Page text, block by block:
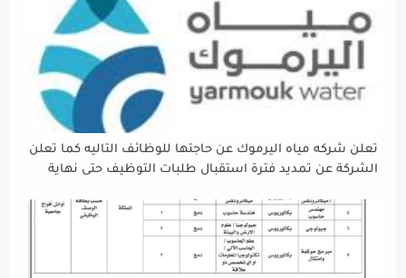
تعلن شركه مياه اليرموك عن حاجتها للوظائف التاليه كما تعلن
الشركة عن تمديد فترة استقبال طلبات التوظيف حتى نهاية
إتاحة الفرصة الكافية أمام الجميع لاستكمال إجراءات التقديم.